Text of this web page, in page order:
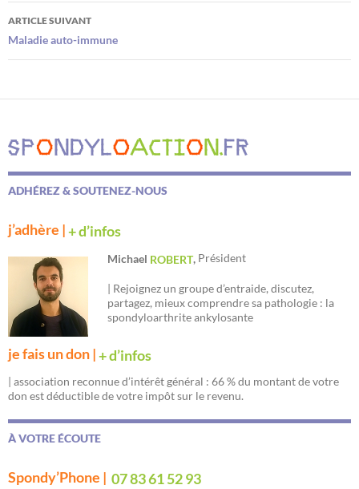
articles
ARTICLE SUIVANT
Maladie auto-immune
ADHÉREZ & SOUTENEZ-NOUS
j’adhère |+ d’infos
Michael ROBERT, Président
| Rejoignez un groupe d’entraide, discutez,
partagez, mieux comprendre sa pathologie : la
spondyloarthrite ankylosante
je fais un don |+ d’infos
| association reconnue d’intérêt général : 66 % du montant de votre
don est déductible de votre impôt sur le revenu.
À VOTRE ÉCOUTE
Spondy’Phone | 07 83 61 52 93